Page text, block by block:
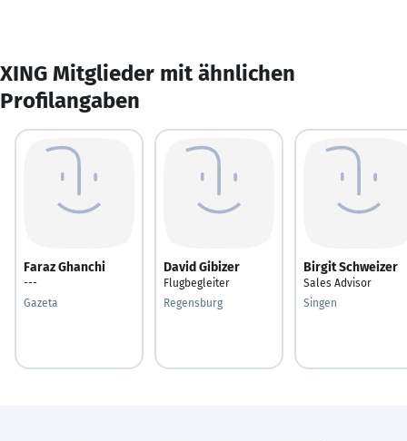
XING Mitglieder mit ähnlichen
Profilangaben
Faraz Ghanchi
---
Gazeta
David Gibizer
Flugbegleiter
Regensburg
Birgit Schweizer
Sales Advisor
Singen